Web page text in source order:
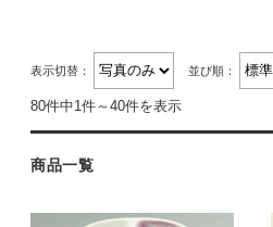
表示切替： 並び順：
80件中1件～40件を表示
商品一覧